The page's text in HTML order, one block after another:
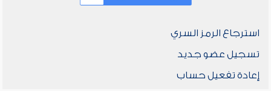
استرجاع الرمز السري
تسجيل عضو جديد
إعادة تفعيل حساب